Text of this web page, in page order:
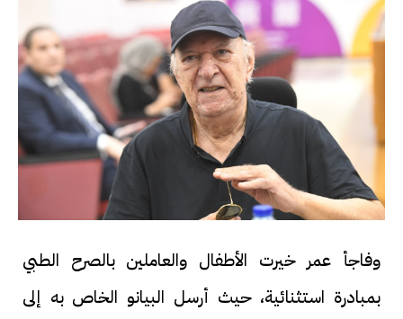
وفاجأ عمر خيرت الأطفال والعاملين بالصرح الطبي
بمبادرة استثنائية، حيث أرسل البيانو الخاص به إلى